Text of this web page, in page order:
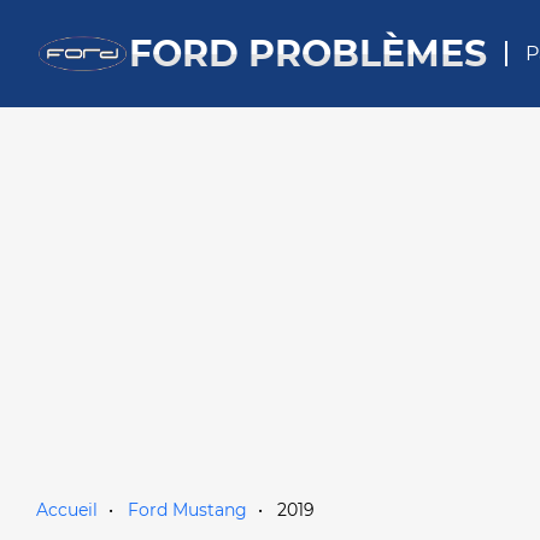
FORD PROBLÈMES
Accueil Ford Mustang 2019